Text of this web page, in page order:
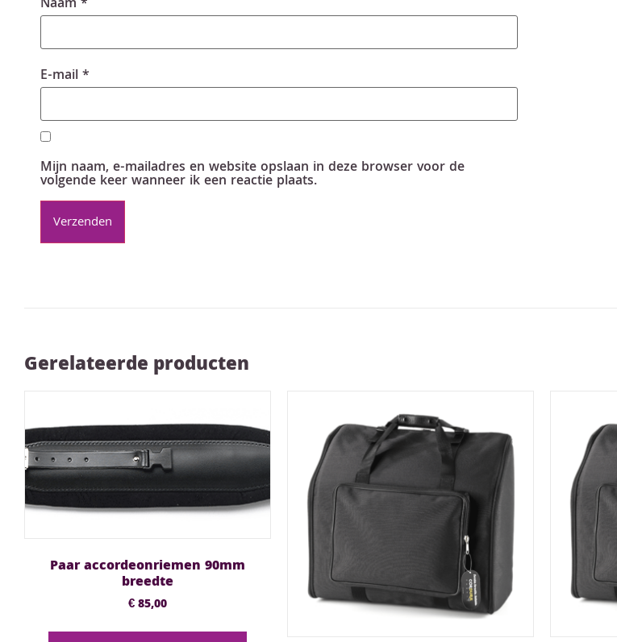
E-mail*
Mijn naam, e-mailadres en website opslaan in deze browser voor de
volgende keer wanneer ik een reactie plaats.
Gerelateerde producten
Paar accordeonriemen 90mm
breedte
€85,00